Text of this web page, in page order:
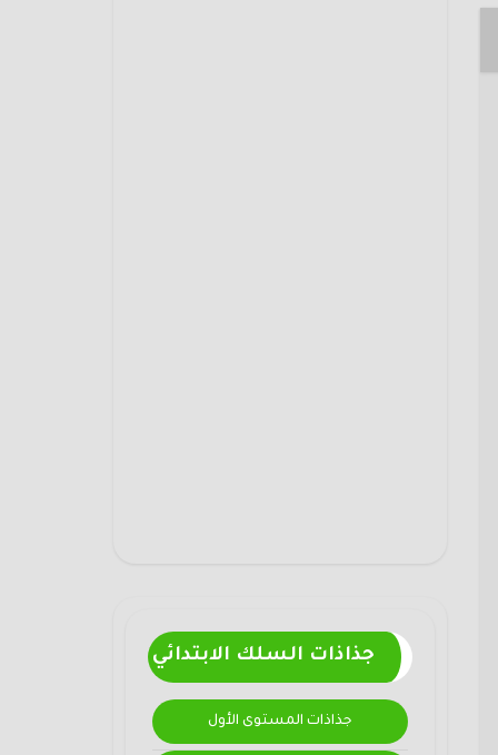
جذاذات السلك الابتدائي
جذاذات المستوى الأول